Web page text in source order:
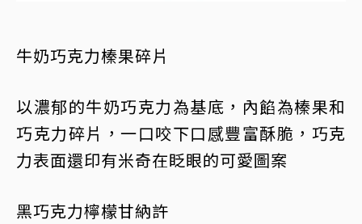
牛奶巧克力榛果碎片
以濃郁的牛奶巧克力為基底，內餡為榛果和
巧克力碎片，一口咬下口感豐富酥脆，巧克
力表面還印有米奇在眨眼的可愛圖案
黑巧克力檸檬甘納許